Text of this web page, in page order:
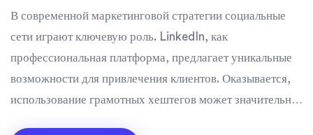
В современной маркетинговой стратегии социальные
сети играют ключевую роль. LinkedIn, как
профессиональная платформа, предлагает уникальные
возможности для привлечения клиентов. Оказывается,
использование грамотных хештегов может значительно